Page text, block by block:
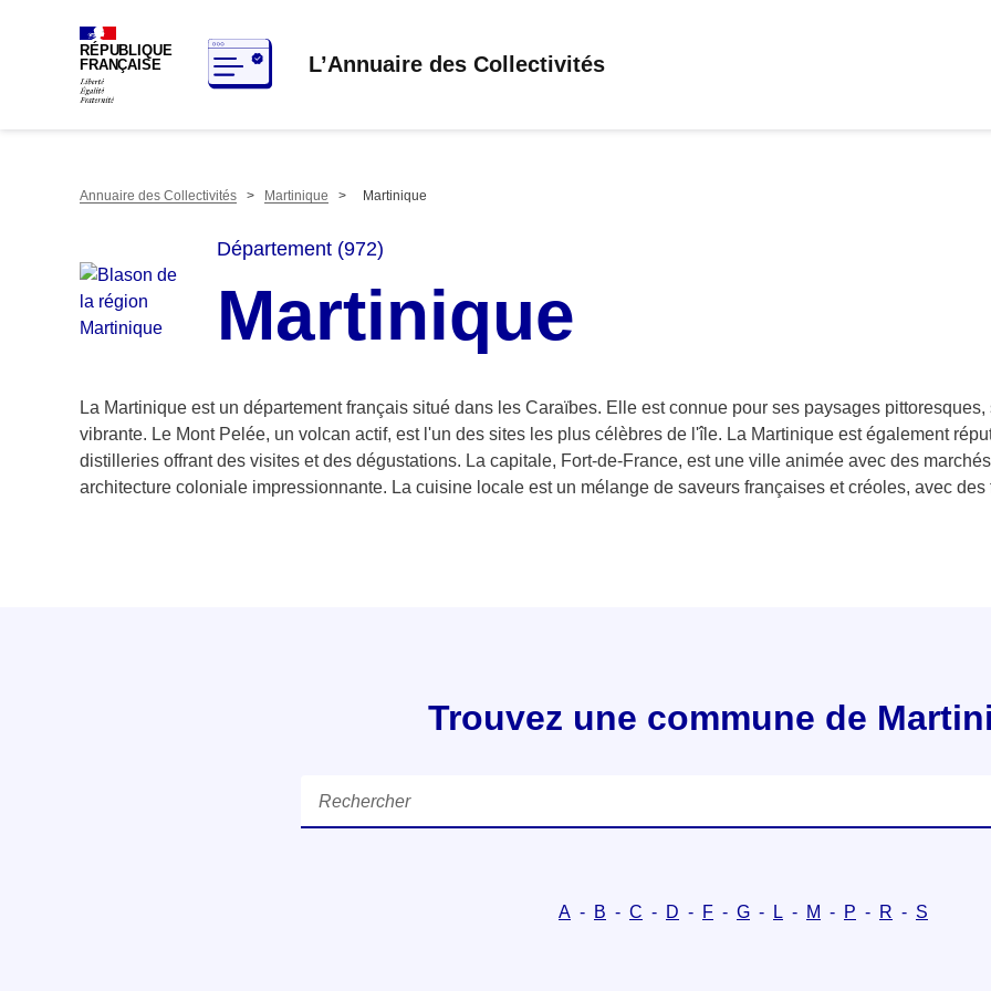
RÉPUBLIQUE
FRANÇAISE
L’Annuaire des Collectivités
Annuaire des Collectivités > Martinique > Martinique
Département (972)
Martinique
La Martinique est un département français situé dans les Caraïbes. Elle est connue pour ses paysages
vibrante. Le Mont Pelée, un volcan actif, est l'un des sites les plus célèbres de l'île. La Martinique est également
distilleries offrant des visites et des dégustations. La capitale, Fort-de-France, est une ville animée avec des
architecture coloniale impressionnante. La cuisine locale est un mélange de saveurs françaises et créoles, avec
Trouvez une commune de
A - B - C - D - F - G - L - M - P - R - S